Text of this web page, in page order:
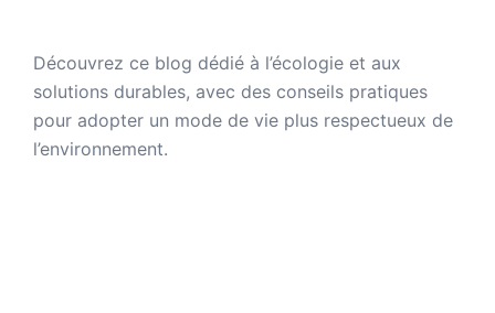
Découvrez ce blog dédié à l’écologie et aux
solutions durables, avec des conseils pratiques
pour adopter un mode de vie plus respectueux de
l’environnement.